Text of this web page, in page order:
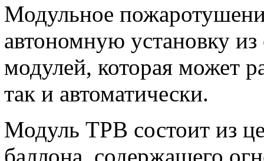
Модульное
автономную установку
модулей, которая может
так и автоматически.
Модуль ТРВ состоит из
баллона, содержащего